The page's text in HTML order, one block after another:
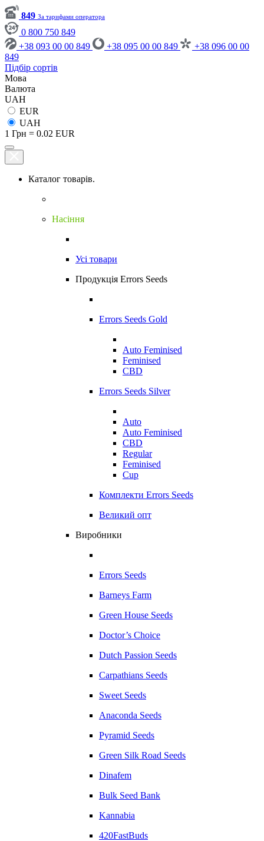
849 За тарифами оператора
0 800 750 849
+38 093 00 00 849
+38 095 00 00 849
+38 096 00 00
849
Підбір сортів
Мова
Валюта
UAH
EUR
UAH
1 Грн = 0.02 EUR
Каталог товарів.
Насіння
Усі товари
Продукція Errors Seeds
Errors Seeds Gold
Auto Feminised
Feminised
CBD
Errors Seeds Silver
Auto
Auto Feminised
CBD
Regular
Feminised
Cup
Комплекти Errors Seeds
Великий опт
Виробники
Errors Seeds
Barneys Farm
Green House Seeds
Doctor’s Choice
Dutch Passion Seeds
Carpathians Seeds
Sweet Seeds
Anaconda Seeds
Pyramid Seeds
Green Silk Road Seeds
Dinafem
Bulk Seed Bank
Kannabia
420FastBuds